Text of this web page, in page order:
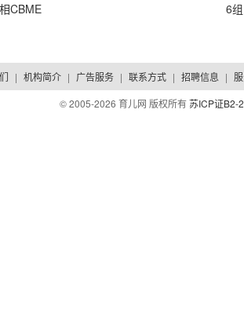
CBME 6
| 机构简介 | 广告服务 | 联系方式 | 招聘信息 |
© 2005-2026 育儿网 版权所有苏ICP证B2-